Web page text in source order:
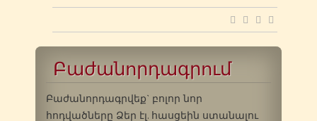
Բաժանորդագրում
Բաժանորդագրվեք` բոլոր նոր
հոդվածները Ձեր էլ. հասցեին ստանալու